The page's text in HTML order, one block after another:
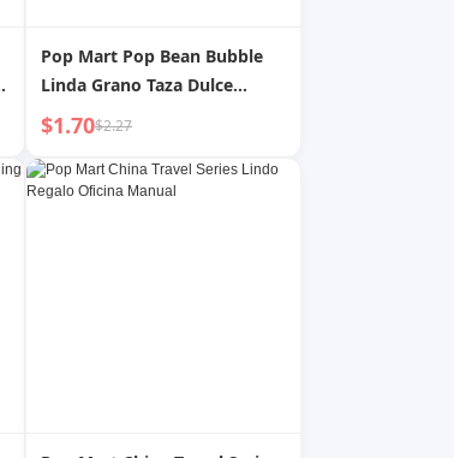
Pop Mart Pop Bean Bubble
Linda Grano Taza Dulce
Dimoo Xiaoye SP Mano
Pequeña Oficina Accesorios
de Decoración de Moda
$1.70$2.27